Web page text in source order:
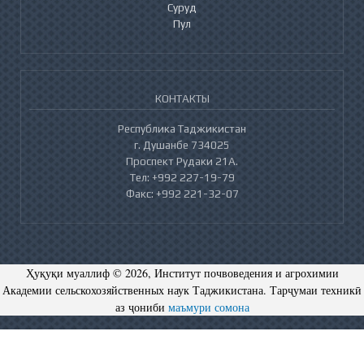
Суруд
Пул
КОНТАКТЫ
Республика Таджикистан
г. Душанбе 734025
Проспект Рудаки 21А.
Тел: +992 227-19-79
Факс: +992 221-32-07
Ҳуқуқи муаллиф © 2026, Институт почвоведения и агрохимии
Академии сельскохозяйственных наук Таджикистана. Тарҷумаи техникӣ
аз ҷониби маъмури сомона